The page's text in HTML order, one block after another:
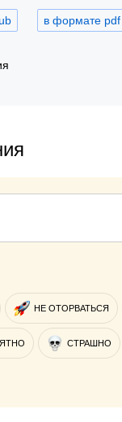
в формате pdf
НЕ ОТОРВАТЬСЯ
СТРАШНО